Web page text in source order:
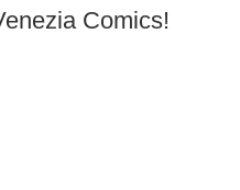
Comics!